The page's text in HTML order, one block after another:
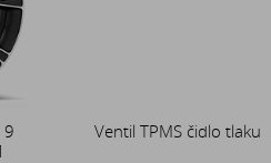
Ventil TPMS čidlo tlaku